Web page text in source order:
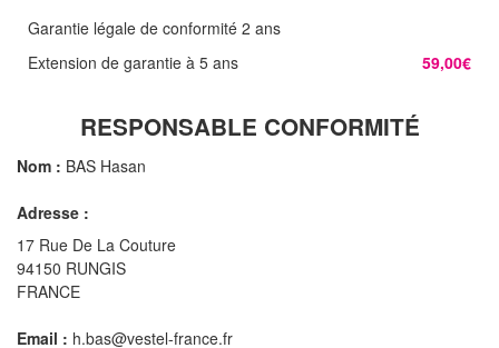
Garantie légale de conformité 2 ans
Extension de garantie à 5 ans
59,00€
RESPONSABLE CONFORMITÉ
Nom : BAS Hasan
Adresse :
17 Rue De La Couture
94150 RUNGIS
FRANCE
Email : h.bas@vestel-france.fr